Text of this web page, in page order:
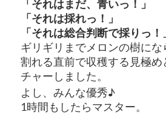
「それはまだ、青いっ！」
「それは採れっ！」
「それは総合判断で採りっ！
ギリギリまでメロンの樹にな
割れる直前で収穫する見極め
チャーしました。
よし、みんな優秀♪
1時間もしたらマスター。